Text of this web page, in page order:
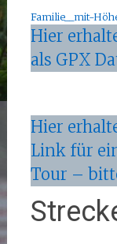
Familie__mit-
Hier
als GPX
Hier
Link für
Tour –